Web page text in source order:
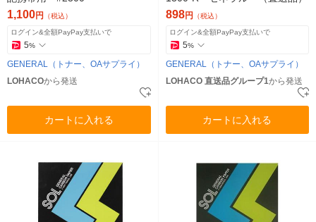
1,100円 （税込）
ログイン&全額PayPay支払いで
5%
GENERAL（トナー、OAサプライ）
LOHACOから発送
カートに入れる
898円 （税込）
ログイン&全額PayPay支払いで
5%
GENERAL（トナー、OAサプライ）
LOHACO 直送品グループ1から発送
カートに入れる